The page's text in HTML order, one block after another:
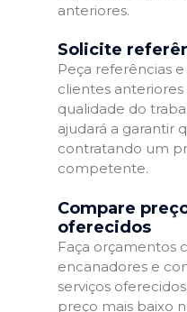
anteriores.
Solicite
Peça referências
clientes
qualidade do
ajudará a garantir
contratando um
competente.
Compare
oferecidos
Faça orçamentos
encanadores e
serviços
preço mais baixo